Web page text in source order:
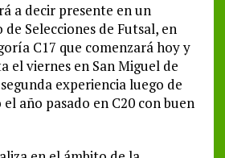
a decir presente en un
Selecciones de Futsal, en
C17 que comenzará hoy y
el viernes en San Miguel de
experiencia luego de
año pasado en C20 con buen